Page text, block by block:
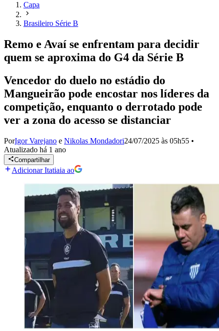
Capa
Brasileiro Série B
Remo e Avaí se enfrentam para decidir
quem se aproxima do G4 da Série B
Vencedor do duelo no estádio do
Mangueirão pode encostar nos líderes da
competição, enquanto o derrotado pode
ver a zona do acesso se distanciar
PorIgor Varejano e Nikolas Mondadori24/07/2025 às 05h55 •
Atualizado há 1 ano
Compartilhar
Adicionar Itatiaia ao